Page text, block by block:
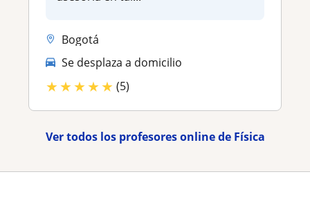
Bogotá
Se desplaza a domicilio
★★★★★ (5)
Ver todos los profesores online de Física